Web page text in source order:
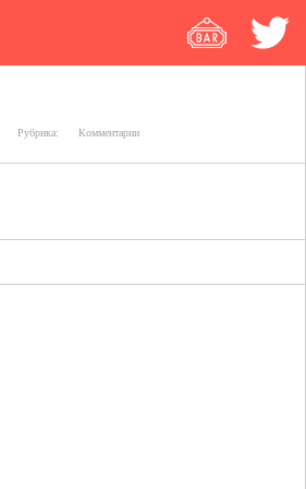
Рубрика: Комментарии